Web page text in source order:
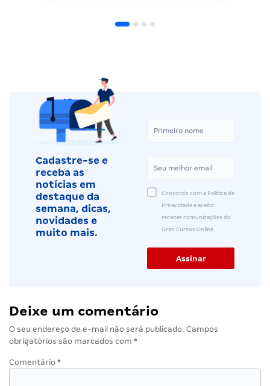
Cadastre-se e
receba as
notícias em
destaque da
semana, dicas,
novidades e
muito mais.
Concordo com a Política de
Privacidade e aceito
receber comunicações do
Gran Cursos Online.
Deixe um comentário
O seu endereço de e-mail não será publicado. Campos
obrigatórios são marcados com *
Comentário *